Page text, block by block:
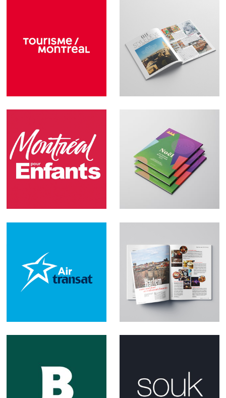
Tourisme
ELLE Québec &
ELLE Décoration
Québec et
Montréal pour
Enfants
L'Avenue du
Mont-Royal
Air Transat Clin d'œil
Beauvoir Agence
#soukMTL